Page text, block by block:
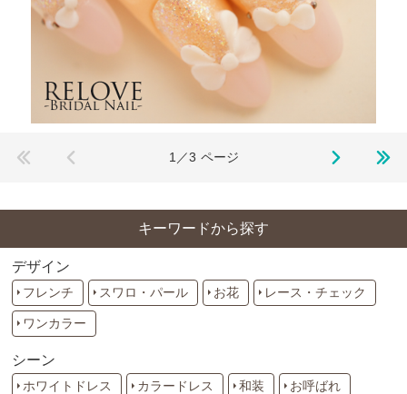
1／3 ページ
キーワードから探す
デザイン
フレンチ スワロ・パール お花 レース・チェック
ワンカラー
シーン
ホワイトドレス カラードレス 和装 お呼ばれ